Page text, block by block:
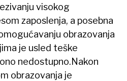
visokog
zaposlenja, a posebna
obrazovanja
je usled teške
nedostupno.Nakon
obrazovanja je